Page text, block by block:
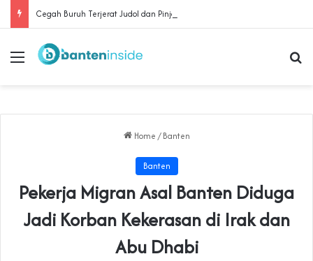
Menu
Home / Banten
Banten
Pekerja Migran Asal Banten Diduga
Jadi Korban Kekerasan di Irak dan
Abu Dhabi‎